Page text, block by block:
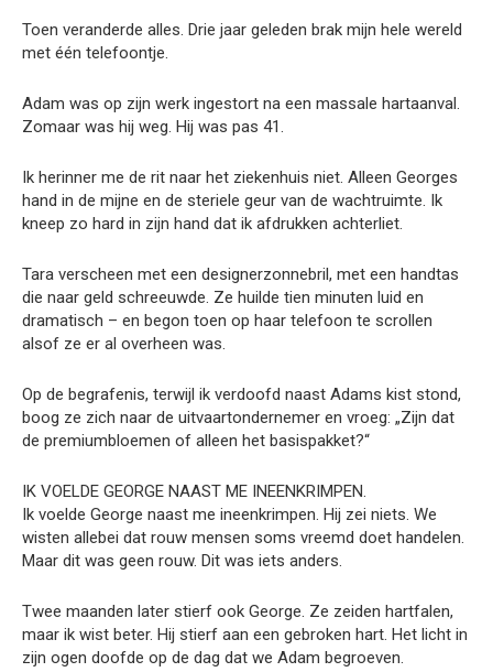
Toen veranderde alles. Drie jaar geleden brak mijn hele wereld
met één telefoontje.
Adam was op zijn werk ingestort na een massale hartaanval.
Zomaar was hij weg. Hij was pas 41.
Ik herinner me de rit naar het ziekenhuis niet. Alleen Georges
hand in de mijne en de steriele geur van de wachtruimte. Ik
kneep zo hard in zijn hand dat ik afdrukken achterliet.
Tara verscheen met een designerzonnebril, met een handtas
die naar geld schreeuwde. Ze huilde tien minuten luid en
dramatisch – en begon toen op haar telefoon te scrollen
alsof ze er al overheen was.
Op de begrafenis, terwijl ik verdoofd naast Adams kist stond,
boog ze zich naar de uitvaartondernemer en vroeg: „Zijn dat
de premiumbloemen of alleen het basispakket?“
IK VOELDE GEORGE NAAST ME INEENKRIMPEN.
Ik voelde George naast me ineenkrimpen. Hij zei niets. We
wisten allebei dat rouw mensen soms vreemd doet handelen.
Maar dit was geen rouw. Dit was iets anders.
Twee maanden later stierf ook George. Ze zeiden hartfalen,
maar ik wist beter. Hij stierf aan een gebroken hart. Het licht in
zijn ogen doofde op de dag dat we Adam begroeven.